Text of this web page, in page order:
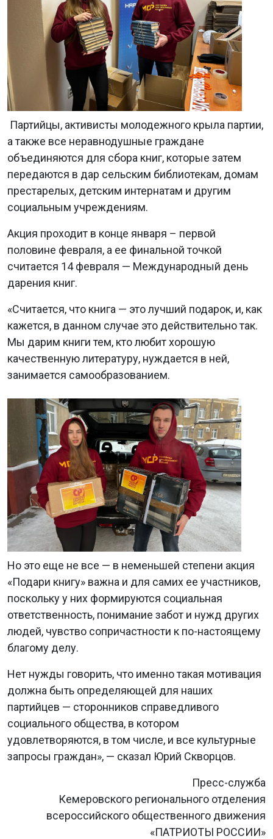
Партийцы, активисты молодежного крыла партии,
а также все неравнодушные граждане
объединяются для сбора книг, которые затем
передаются в дар сельским библиотекам, домам
престарелых, детским интернатам и другим
социальным учреждениям.
Акция проходит в конце января – первой
половине февраля, а ее финальной точкой
считается 14 февраля — Международный день
дарения книг.
«Считается, что книга — это лучший подарок, и, как
кажется, в данном случае это действительно так.
Мы дарим книги тем, кто любит хорошую
качественную литературу, нуждается в ней,
занимается самообразованием.
Но это еще не все — в неменьшей степени акция
«Подари книгу» важна и для самих ее участников,
поскольку у них формируются социальная
ответственность, понимание забот и нужд других
людей, чувство сопричастности к по-настоящему
благому делу.
Нет нужды говорить, что именно такая мотивация
должна быть определяющей для наших
партийцев — сторонников справедливого
социального общества, в котором
удовлетворяются, в том числе, и все культурные
запросы граждан», — сказал Юрий Скворцов.
Пресс-служба
Кемеровского регионального отделения
всероссийского общественного движения
«ПАТРИОТЫ РОССИИ»